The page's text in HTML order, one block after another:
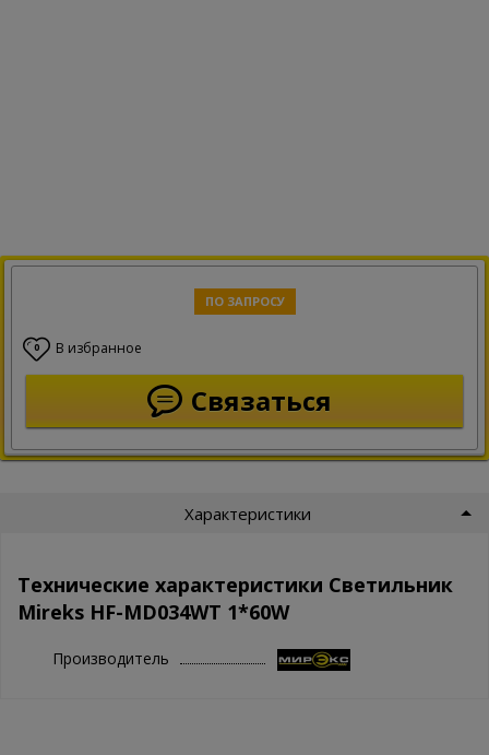
ПО ЗАПРОСУ
0 В избранное
Связаться
Характеристики
Технические характеристики Светильник
Mireks HF-MD034WT 1*60W
Производитель